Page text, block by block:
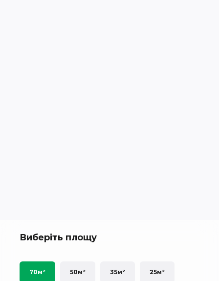
Виберіть площу
70м² 50м² 35м² 25м²